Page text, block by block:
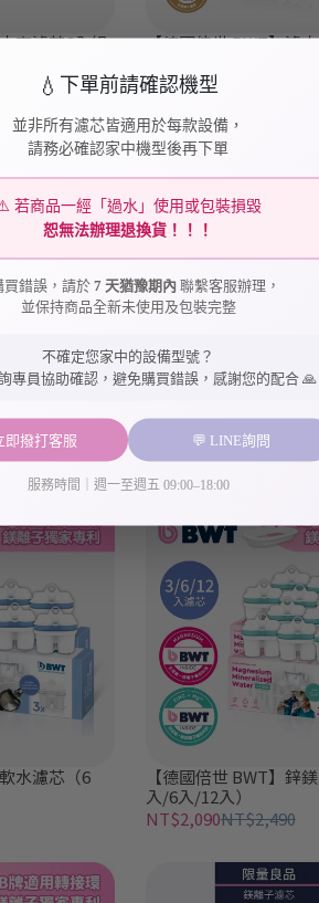
💧 下單前請確認機型
並非所有濾芯皆適用於每款設備，
請務必確認家中機型後再下單
若商品一經「過水」使用或包裝損毀
恕無法辦理退換貨！！！
買錯誤，請於 7 天猶豫期內 聯繫客服辦理，
並保持商品全新未使用及包裝完整
不確定您家中的設備型號？
專員協助確認，避免購買錯誤，感謝您的配合 🙏
即撥打客服 💬 LINE詢問
服務時間｜週一至週五 09:00–18:00
壺濾芯6入組
濾芯*3）
【德國倍世 BWT】濾
（鎂離子*3+鋅鎂離子
*3）
NT$3,490
15入組（鎂
水*3+矽鎂
【德國倍世 BWT】矽
入/6入/12入）
NT$2,090NT$2,490
水濾芯（6
【德國倍世 BWT】鋅
入/6入/12入）
NT$2,090NT$2,490